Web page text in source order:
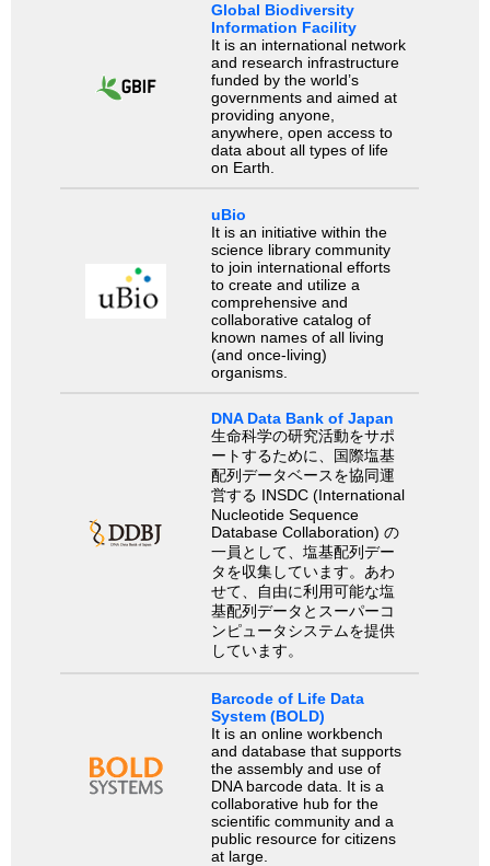
Global Biodiversity
Information Facility
It is an international network
and research infrastructure
funded by the world’s
governments and aimed at
providing anyone,
anywhere, open access to
data about all types of life
on Earth.
uBio
It is an initiative within the
science library community
to join international efforts
to create and utilize a
comprehensive and
collaborative catalog of
known names of all living
(and once-living)
organisms.
DNA Data Bank of Japan
生命科学の研究活動をサポ
ートするために、国際塩基
配列データベースを協同運
営する INSDC (International
Nucleotide Sequence
Database Collaboration) の
一員として、塩基配列デー
タを収集しています。あわ
せて、自由に利用可能な塩
基配列データとスーパーコ
ンピュータシステムを提供
しています。
Barcode of Life Data
System (BOLD)
It is an online workbench
and database that supports
the assembly and use of
DNA barcode data. It is a
collaborative hub for the
scientific community and a
public resource for citizens
at large.